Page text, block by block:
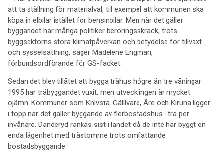
att ta ställning för materialval, till exempel att kommunen ska
köpa in elbilar istället för bensinbilar. Men när det gäller
byggandet har många politiker beröringsskräck, trots
byggsektorns stora klimatpåverkan och betydelse för tillväxt
och sysselsättning, säger Madelene Engman,
förbundsordförande för GS-facket.
Sedan det blev tillåtet att bygga trähus högre än tre våningar
1995 har träbyggandet vuxit, men utvecklingen är mycket
ojämn. Kommuner som Knivsta, Gällivare, Åre och Kiruna ligger
i topp när det gäller byggande av flerbostadshus i trä per
invånare. Danderyd rankas sist i landet då de inte har byggt en
enda lägenhet med trästomme trots omfattande
bostadsbyggande.